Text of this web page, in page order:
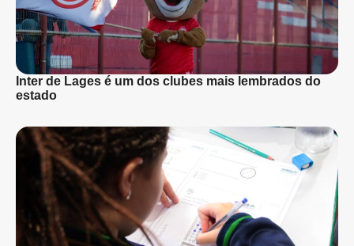
Inter de Lages é um dos clubes mais lembrados do
estado